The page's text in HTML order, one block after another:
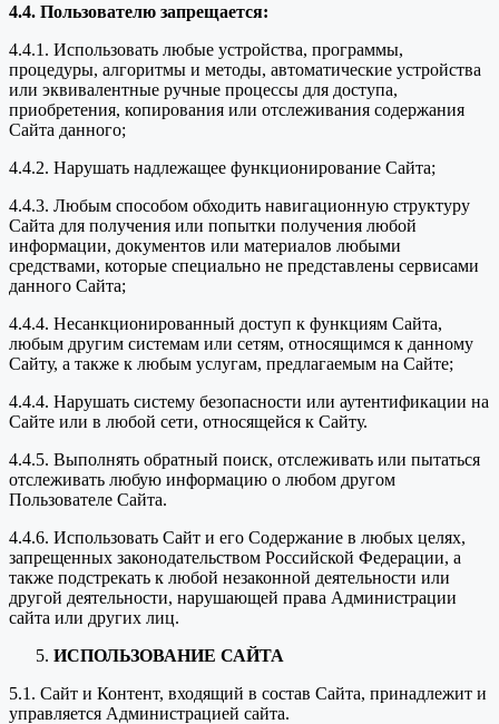
4.4. Пользователю запрещается:
4.4.1. Использовать любые устройства, программы,
процедуры, алгоритмы и методы, автоматические устройства
или эквивалентные ручные процессы для доступа,
приобретения, копирования или отслеживания содержания
Сайта данного;
4.4.2. Нарушать надлежащее функционирование Сайта;
4.4.3. Любым способом обходить навигационную структуру
Сайта для получения или попытки получения любой
информации, документов или материалов любыми
средствами, которые специально не представлены сервисами
данного Сайта;
4.4.4. Несанкционированный доступ к функциям Сайта,
любым другим системам или сетям, относящимся к данному
Сайту, а также к любым услугам, предлагаемым на Сайте;
4.4.4. Нарушать систему безопасности или аутентификации на
Сайте или в любой сети, относящейся к Сайту.
4.4.5. Выполнять обратный поиск, отслеживать или пытаться
отслеживать любую информацию о любом другом
Пользователе Сайта.
4.4.6. Использовать Сайт и его Содержание в любых целях,
запрещенных законодательством Российской Федерации, а
также подстрекать к любой незаконной деятельности или
другой деятельности, нарушающей права Администрации
сайта или других лиц.
ИСПОЛЬЗОВАНИЕ САЙТА
5.1. Сайт и Контент, входящий в состав Сайта, принадлежит и
управляется Администрацией сайта.